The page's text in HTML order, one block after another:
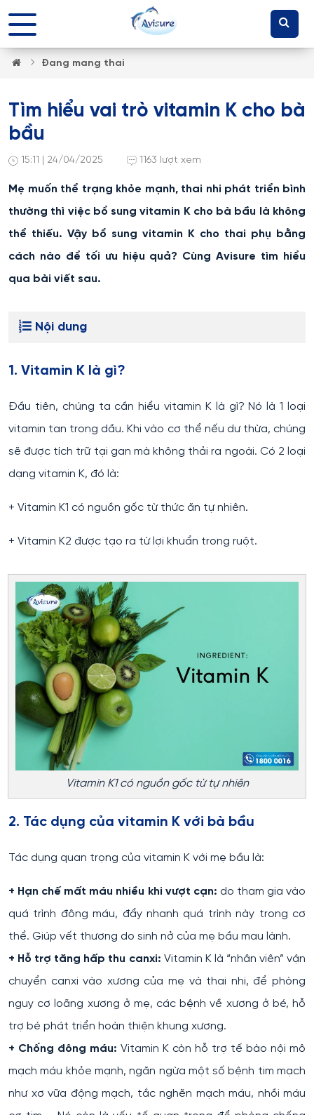
Đang mang thai
Tìm hiểu vai trò vitamin K cho bà
bầu
15:11 | 24/04/2025 1163 lượt xem
Mẹ muốn thể trạng khỏe mạnh, thai nhi phát triển bình
thường thì việc bổ sung vitamin K cho bà bầu là không
thể thiếu. Vậy bổ sung vitamin K cho thai phụ bằng
cách nào để tối ưu hiệu quả? Cùng Avisure tìm hiểu
qua bài viết sau.
Nội dung
1. Vitamin K là gì?
Đầu tiên, chúng ta cần hiểu vitamin K là gì? Nó là 1 loại
vitamin tan trong dầu. Khi vào cơ thể nếu dư thừa, chúng
sẽ được tích trữ tại gan mà không thải ra ngoài. Có 2 loại
dạng vitamin K, đó là:
+ Vitamin K1 có nguồn gốc từ thức ăn tự nhiên.
+ Vitamin K2 được tạo ra từ lợi khuẩn trong ruột.
Vitamin K1 có nguồn gốc từ tự nhiên
2. Tác dụng của vitamin K với bà bầu
Tác dụng quan trọng của vitamin K với mẹ bầu là:
+ Hạn chế mất máu nhiều khi vượt cạn: do tham gia vào
quá trình đông máu, đẩy nhanh quá trình này trong cơ
thể. Giúp vết thương do sinh nở của mẹ bầu mau lành.
+ Hỗ trợ tăng hấp thu canxi: Vitamin K là “nhân viên” vận
chuyển canxi vào xương của mẹ và thai nhi, để phòng
nguy cơ loãng xương ở mẹ, các bệnh về xương ở bé, hỗ
trợ bé phát triển hoàn thiện khung xương.
+ Chống đông máu: Vitamin K còn hỗ trợ tế bào nội mô
mạch máu khỏe mạnh, ngăn ngừa một số bệnh tim mạch
như xơ vữa động mạch, tắc nghẽn mạch máu, nhồi máu